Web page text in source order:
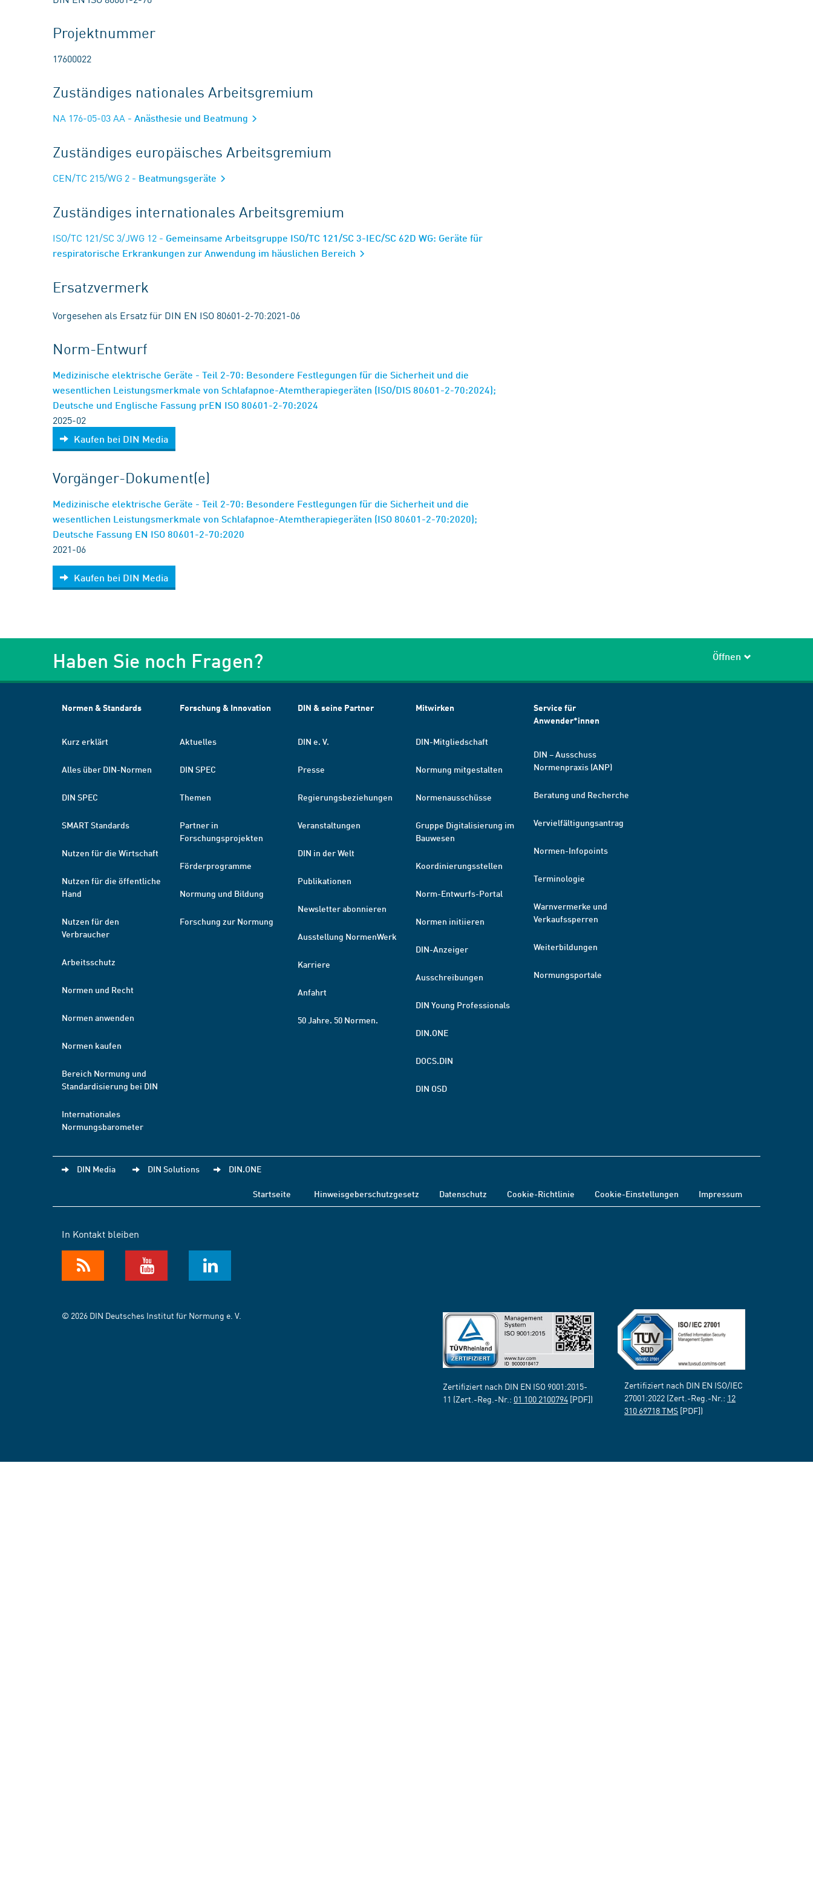
Projektnummer
17600022
Zuständiges nationales Arbeitsgremium
NA 176-05-03 AA - Anästhesie und Beatmung
Zuständiges europäisches Arbeitsgremium
CEN/TC 215/WG 2 - Beatmungsgeräte
Zuständiges internationales Arbeitsgremium
ISO/TC 121/SC 3/JWG 12 - Gemeinsame Arbeitsgruppe ISO/TC 121/SC 3-IEC/SC 62D WG: Geräte für
respiratorische Erkrankungen zur Anwendung im häuslichen Bereich
Ersatzvermerk
Vorgesehen als Ersatz für DIN EN ISO 80601-2-70:2021-06
Norm-Entwurf
Medizinische elektrische Geräte - Teil 2-70: Besondere Festlegungen für die Sicherheit und die
wesentlichen Leistungsmerkmale von Schlafapnoe-Atemtherapiegeräten (ISO/DIS 80601-2-70:2024);
Deutsche und Englische Fassung prEN ISO 80601-2-70:2024
2025-02
Kaufen bei DIN Media
Vorgänger-Dokument(e)
Medizinische elektrische Geräte - Teil 2-70: Besondere Festlegungen für die Sicherheit und die
wesentlichen Leistungsmerkmale von Schlafapnoe-Atemtherapiegeräten (ISO 80601-2-70:2020);
Deutsche Fassung EN ISO 80601-2-70:2020
2021-06
Kaufen bei DIN Media
Haben Sie noch Fragen? Öffnen
Normen & Standards
Kurz erklärt
Alles über DIN-Normen
DIN SPEC
SMART Standards
Nutzen für die Wirtschaft
Nutzen für die öffentliche
Hand
Nutzen für den
Verbraucher
Arbeitsschutz
Normen und Recht
Normen anwenden
Normen kaufen
Bereich Normung und
Standardisierung bei DIN
Internationales
Normungsbarometer
Forschung & Innovation
Aktuelles
DIN SPEC
Themen
Partner in
Forschungsprojekten
Förderprogramme
Normung und Bildung
Forschung zur Normung
DIN & seine Partner
DIN e. V.
Presse
Regierungsbeziehungen
Veranstaltungen
DIN in der Welt
Publikationen
Newsletter abonnieren
Ausstellung NormenWerk
Karriere
Anfahrt
50 Jahre. 50 Normen.
Mitwirken
DIN-Mitgliedschaft
Normung mitgestalten
Normenausschüsse
Gruppe Digitalisierung im
Bauwesen
Koordinierungsstellen
Norm-Entwurfs-Portal
Normen initiieren
DIN-Anzeiger
Ausschreibungen
DIN Young Professionals
DIN.ONE
DOCS.DIN
DIN OSD
Service für
Anwender*innen
DIN – Ausschuss
Normenpraxis (ANP)
Beratung und Recherche
Vervielfältigungsantrag
Normen-Infopoints
Terminologie
Warnvermerke und
Verkaufssperren
Weiterbildungen
Normungsportale
DIN Media DIN Solutions DIN.ONE
Startseite Hinweisgeberschutzgesetz Datenschutz Cookie-Richtlinie Cookie-Einstellungen Impressum
In Kontakt bleiben
© 2026 DIN Deutsches Institut für Normung e. V.
Zertifiziert nach DIN EN ISO 9001:2015-
11 (Zert.-Reg.-Nr.: 01 100 2100794 [PDF])
Zertifiziert nach DIN EN ISO/IEC
27001:2022 (Zert.-Reg.-Nr.: 12
310 69718 TMS [PDF])